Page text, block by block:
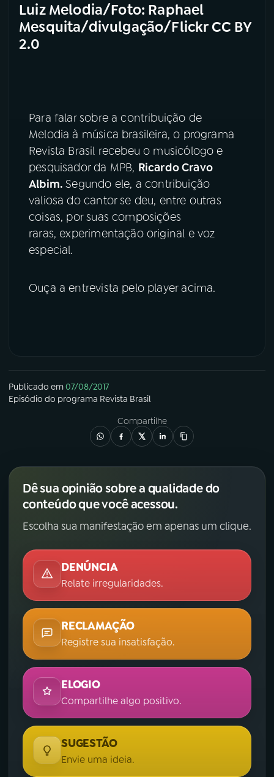
Luiz Melodia/Foto: Raphael
Mesquita/divulgação/Flickr CC BY
2.0
Para falar sobre a contribuição de
Melodia à música brasileira, o programa
Revista Brasil recebeu o musicólogo e
pesquisador da MPB, Ricardo Cravo
Albim.Segundo ele, a contribuição
valiosa do cantor se deu, entre outras
coisas, por suas composições
raras, experimentação original e voz
especial.
Ouça a entrevista pelo player acima.
Publicado em07/08/2017
Episódio do programa Revista Brasil
Compartilhe
Dê sua opinião sobre a qualidade do
conteúdo que você acessou.
Escolha sua manifestação em apenas um clique.
DENÚNCIA
Relate irregularidades.
RECLAMAÇÃO
Registre sua insatisfação.
ELOGIO
Compartilhe algo positivo.
SUGESTÃO
Envie uma ideia.